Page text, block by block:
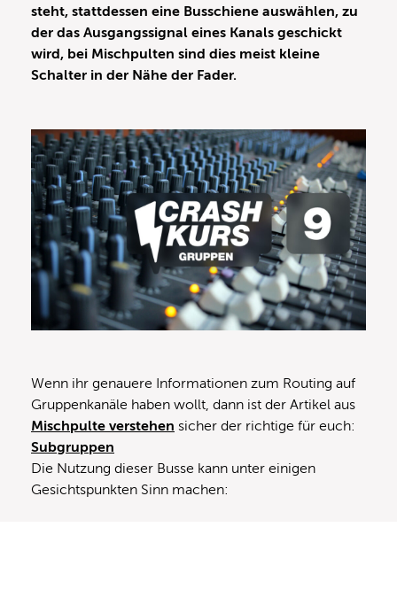
steht, stattdessen eine Busschiene auswählen, zu
der das Ausgangssignal eines Kanals geschickt
wird, bei Mischpulten sind dies meist kleine
Schalter in der Nähe der Fader.
Wenn ihr genauere Informationen zum Routing auf
Gruppenkanäle haben wollt, dann ist der Artikel aus
Mischpulte verstehen sicher der richtige für euch:
Subgruppen
Die Nutzung dieser Busse kann unter einigen
Gesichtspunkten Sinn machen: